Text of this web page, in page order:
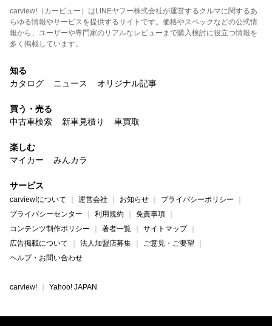
carview!（カービュー）はLINEヤフー株式会社が運営するクルマに関するあ
らゆる情報やサービスを提供するサイトです。価格やスペックなどの公式情
報から、ユーザーや専門家のリアルなレビューまで購入検討に役立つ情報を
多く掲載しています。
知る
カタログ
ニュース オリジナル記事
買う・売る
中古車検索
新車見積り 車買取
楽しむ
マイカー
みんカラ
サービス
carview!について 運営会社 お知らせ
プライバシーポリシー
プライバシーセンター
利用規約
免責事項
コンテンツ制作ポリシー
著者一覧
サイトマップ
広告掲載について
法人加盟店募集
ご意見・ご要望
ヘルプ・お問い合わせ
carview! Yahoo! JAPAN